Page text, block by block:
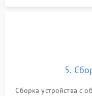
5.
Сборка устройства с